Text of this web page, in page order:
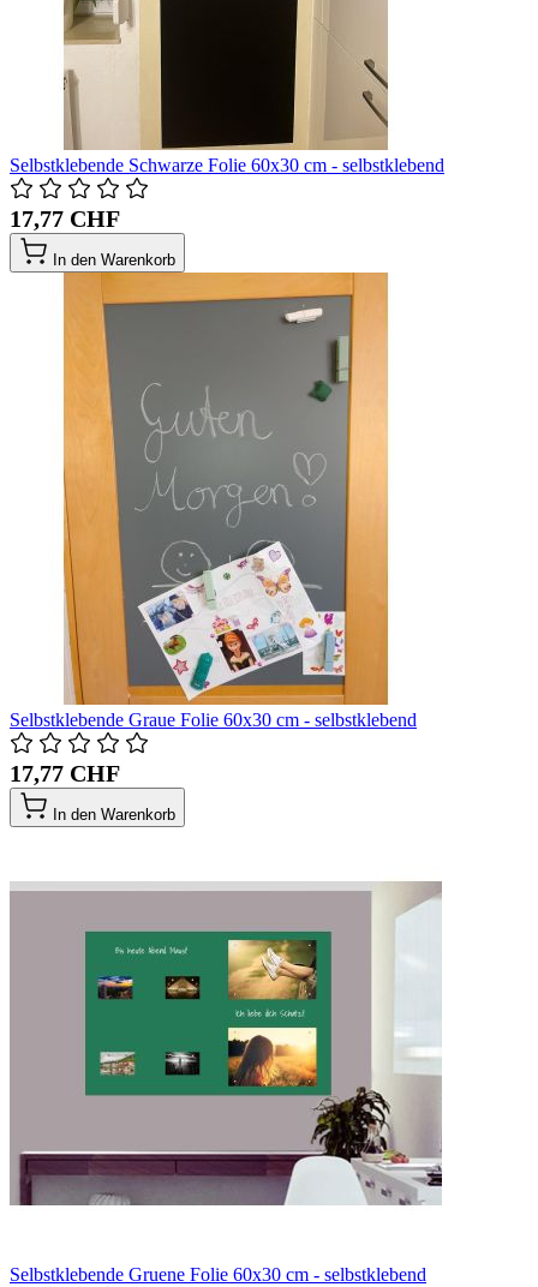
Selbstklebende Schwarze Folie 60x30 cm - selbstklebend
17,77 CHF
In den Warenkorb
Selbstklebende Graue Folie 60x30 cm - selbstklebend
17,77 CHF
In den Warenkorb
Selbstklebende Gruene Folie 60x30 cm - selbstklebend